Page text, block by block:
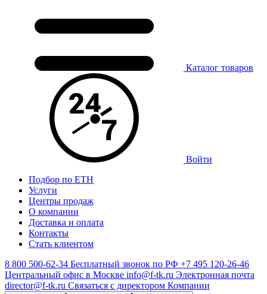
Каталог товаров
Войти
Подбор по ЕТН
Услуги
Центры продаж
О компании
Доставка и оплата
Контакты
Стать клиентом
8 800 500-62-34 Бесплатный звонок по РФ +7 495 120-26-46
Центральный офис в Москве info@f-tk.ru Электронная почта
director@f-tk.ru Связаться с директором Компании